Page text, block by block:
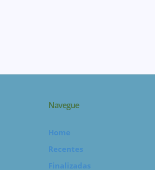
Navegue
Home
Recentes
Finalizadas